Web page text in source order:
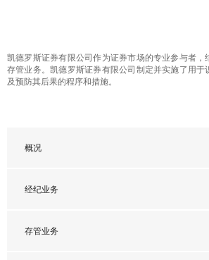
概况
经纪业务
存管业务
凯德罗斯证券有限公司作为证券市场的专业参与者，
存管业务。凯德罗斯证券有限公司制定并实施了用于
及预防其后果的程序和措施。